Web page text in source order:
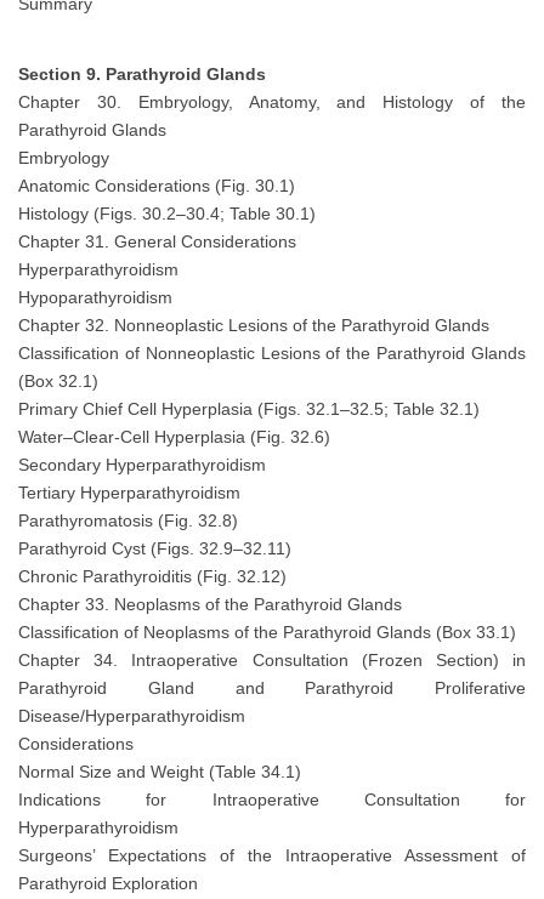
Section 9. Parathyroid Glands
Chapter 30. Embryology, Anatomy, and Histology of the
Parathyroid Glands
Embryology
Anatomic Considerations (Fig. 30.1)
Histology (Figs. 30.2–30.4; Table 30.1)
Chapter 31. General Considerations
Hyperparathyroidism
Hypoparathyroidism
Chapter 32. Nonneoplastic Lesions of the Parathyroid Glands
Classification of Nonneoplastic Lesions of the Parathyroid Glands
(Box 32.1)
Primary Chief Cell Hyperplasia (Figs. 32.1–32.5; Table 32.1)
Water–Clear-Cell Hyperplasia (Fig. 32.6)
Secondary Hyperparathyroidism
Tertiary Hyperparathyroidism
Parathyromatosis (Fig. 32.8)
Parathyroid Cyst (Figs. 32.9–32.11)
Chronic Parathyroiditis (Fig. 32.12)
Chapter 33. Neoplasms of the Parathyroid Glands
Classification of Neoplasms of the Parathyroid Glands (Box 33.1)
Chapter 34. Intraoperative Consultation (Frozen Section) in
Parathyroid Gland and Parathyroid Proliferative
Disease/Hyperparathyroidism
Considerations
Normal Size and Weight (Table 34.1)
Indications for Intraoperative Consultation for
Hyperparathyroidism
Surgeons’ Expectations of the Intraoperative Assessment of
Parathyroid Exploration